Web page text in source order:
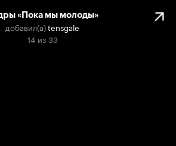
«Пока мы молоды»
добавил(а)tensgale
14 из 33